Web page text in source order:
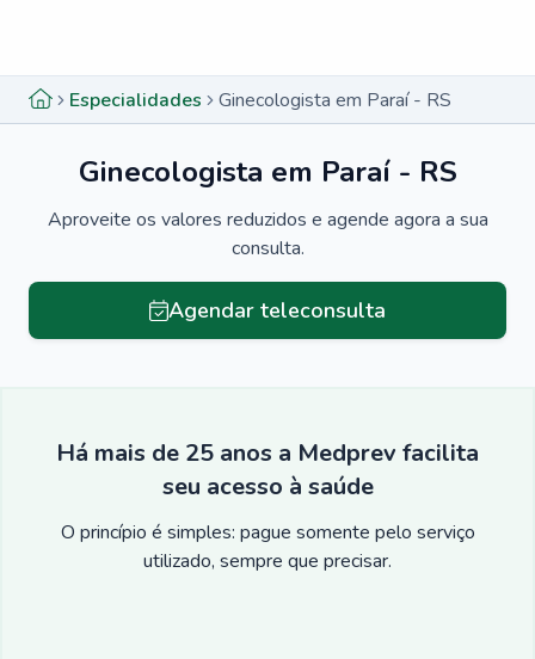
Especialidades Ginecologista em Paraí - RS
Ginecologista em Paraí - RS
Aproveite os valores reduzidos e agende agora a sua
consulta.
Agendar teleconsulta
Há mais de 25 anos a Medprev facilita
seu acesso à saúde
O princípio é simples: pague somente pelo serviço
utilizado, sempre que precisar.